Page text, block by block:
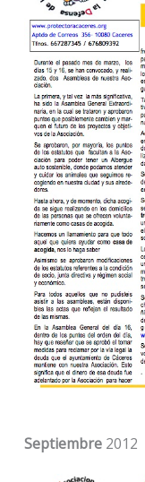
Septiembre 2012